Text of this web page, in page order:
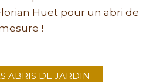
Huet pour un abri de
!
ABRIS DE JARDIN